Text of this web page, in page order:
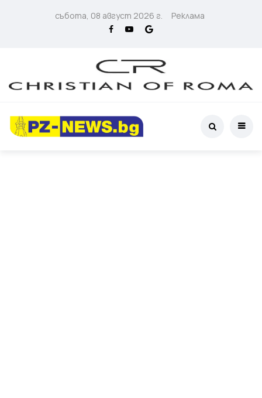
събота, 08 август 2026 г. Реклама